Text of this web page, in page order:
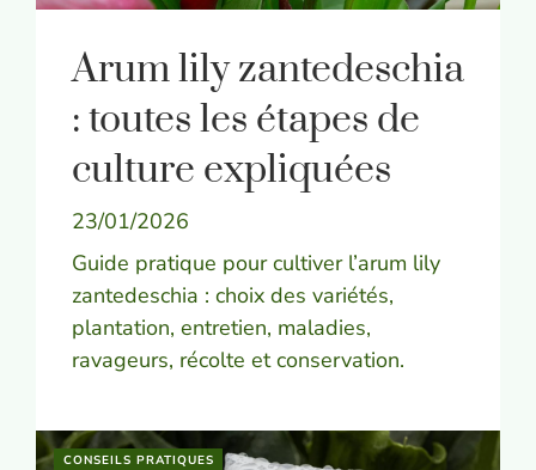
Arum lily zantedeschia
: toutes les étapes de
culture expliquées
23/01/2026
Guide pratique pour cultiver l’arum lily
zantedeschia : choix des variétés,
plantation, entretien, maladies,
ravageurs, récolte et conservation.
CONSEILS PRATIQUES